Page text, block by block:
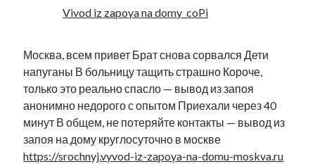
Vivod iz zapoya na domy_coPi
Москва, всем привет Брат снова сорвался Дети
напуганы В больницу тащить страшно Короче,
только это реально спасло — вывод из запоя
анонимно недорого с опытом Приехали через 40
минут В общем, не потеряйте контакты — вывод из
запоя на дому круглосуточно в москве
https://srochnyj.vyvod-iz-zapoya-na-domu-moskva.ru